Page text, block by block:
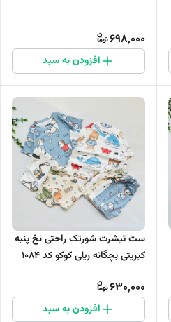
698,000
افزودن به سبد
ست تیشرت شورتک راحتی نخ پنبه
کبریتی بچگانه ریلی کوکو کد 1084
630,000
افزودن به سبد